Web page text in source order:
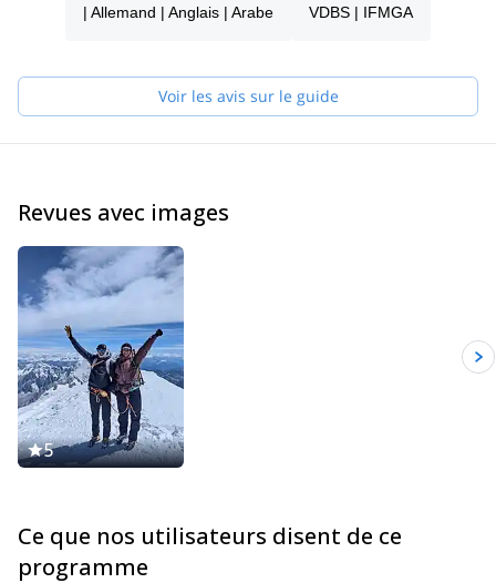
plan et nous nous efforçons de répondre et de dépasser tous les
Nous sommes très fiers d'avoir plus de 30% de clients qui
reviennent et nous serions ravis de vous accueillir dans notre
roche, la neige ou la glace !
| Allemand | Anglais | Arabe VDBS | IFMGA
Voir les avis sur le guide
Revues avec images
5
Ce que nos utilisateurs disent de ce
programme